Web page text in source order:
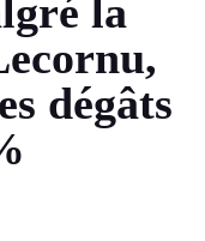
la
dégâts